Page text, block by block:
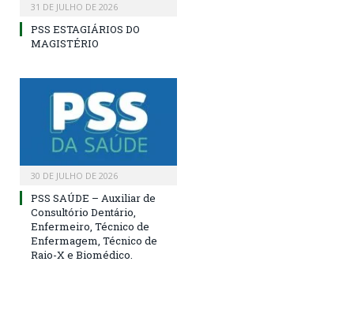
31 DE JULHO DE 2026
PSS ESTAGIÁRIOS DO
MAGISTÉRIO
30 DE JULHO DE 2026
PSS SAÚDE – Auxiliar de
Consultório Dentário,
Enfermeiro, Técnico de
Enfermagem, Técnico de
Raio-X e Biomédico.